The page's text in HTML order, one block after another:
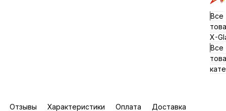
Все
X-
Все
Отзывы Характеристики Оплата Доставка